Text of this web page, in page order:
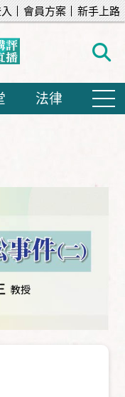
會員方案 新手上路
法律